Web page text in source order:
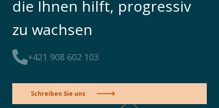
die Ihnen hilft, progressiv
zu wachsen
+421 908 602 103
Schreiben Sie uns